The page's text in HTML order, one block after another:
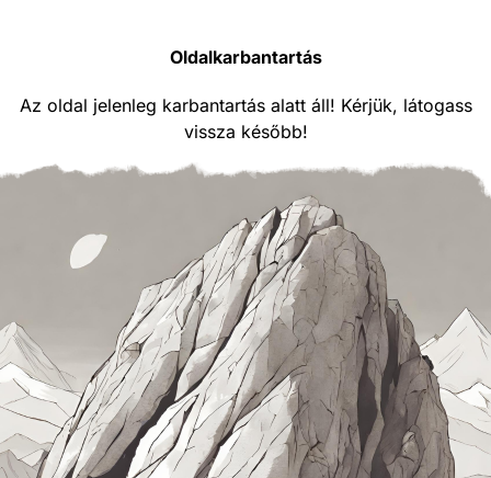
Oldalkarbantartás
Az oldal jelenleg karbantartás alatt áll! Kérjük, látogass
vissza később!